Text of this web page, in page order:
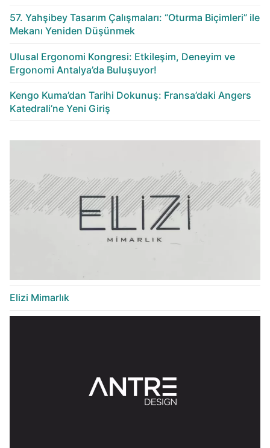
57. Yahşibey Tasarım Çalışmaları: “Oturma Biçimleri” ile
Mekanı Yeniden Düşünmek
Ulusal Ergonomi Kongresi: Etkileşim, Deneyim ve
Ergonomi Antalya’da Buluşuyor!
Kengo Kuma’dan Tarihi Dokunuş: Fransa’daki Angers
Katedrali’ne Yeni Giriş
Elizi Mimarlık